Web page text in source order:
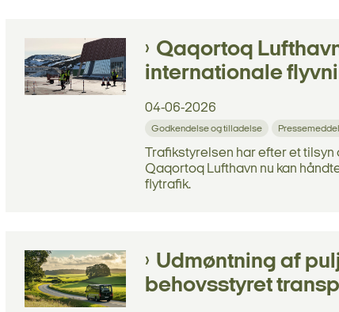
Qaqortoq
internationale
04-06-2026
Godkendelse og tilladelse
Trafikstyrelsen har efter et tilsyn
Qaqortoq Lufthavn nu kan
flytrafik.
Udmøntning af
behovsstyret